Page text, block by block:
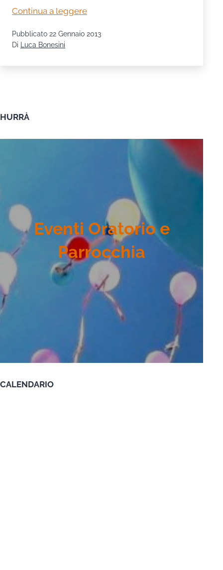
Continua a leggere1912-
la
Santo
Pubblicato 22 Gennaio 2013
Di Luca Bonesini
HURRÀ
Eventi Oratorio e
Parrocchia
CALENDARIO